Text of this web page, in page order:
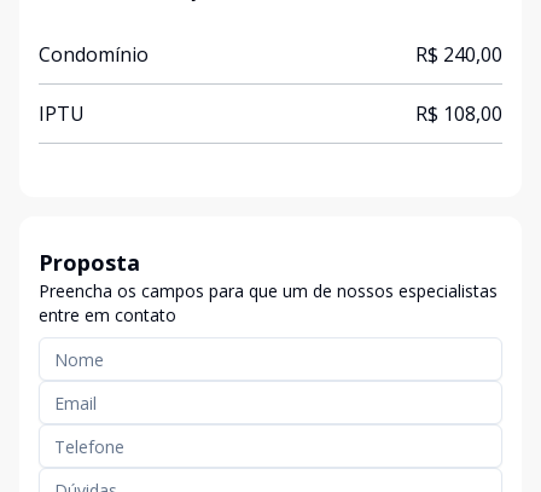
Condomínio R$ 240,00
IPTU R$ 108,00
Proposta
Preencha os campos para que um de nossos especialistas
entre em contato